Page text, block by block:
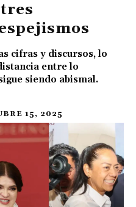
cifras y discursos, lo
entre lo
siendo abismal.
15, 2025